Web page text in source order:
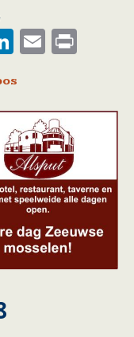
LinkedIn
Email